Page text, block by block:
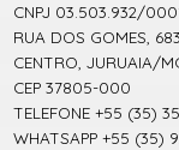
CNPJ 03.503.932/
RUA DOS GOMES, 683
CENTRO, JURUAIA/
CEP 37805-000
TELEFONE +55 (35)
WHATSAPP +55 (35)